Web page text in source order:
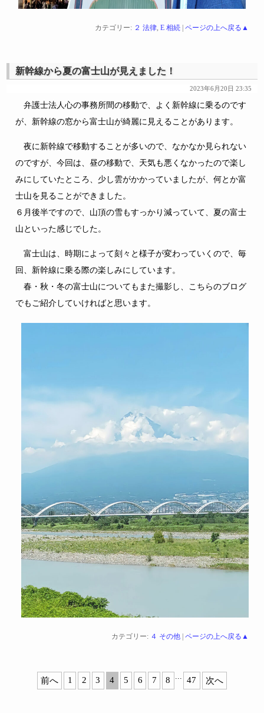
カテゴリー: ２ 法律, E 相続| ページの上へ戻る▲
新幹線から夏の富士山が見えました！
2023年6月20日 23:35
弁護士法人心の事務所間の移動で、よく新幹線に乗るのです
が、新幹線の窓から富士山が綺麗に見えることがあります。
夜に新幹線で移動することが多いので、なかなか見られない
のですが、今回は、昼の移動で、天気も悪くなかったので楽し
みにしていたところ、少し雲がかかっていましたが、何とか富
士山を見ることができました。
６月後半ですので、山頂の雪もすっかり減っていて、夏の富士
山といった感じでした。
富士山は、時期によって刻々と様子が変わっていくので、毎
回、新幹線に乗る際の楽しみにしています。
春・秋・冬の富士山についてもまた撮影し、こちらのブログ
でもご紹介していければと思います。
カテゴリー: ４ その他| ページの上へ戻る▲
前へ 1 2 3 4 5 6 7 8 47 次へ